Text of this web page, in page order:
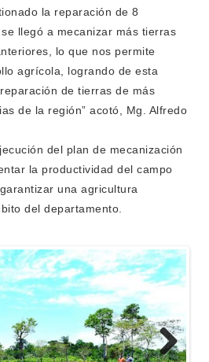
la reparación de 8
llegó a mecanizar más tierras
lo que nos permite
agrícola, logrando de esta
de tierras de más
de la región” acotó, Mg. Alfredo
del plan de mecanización
la productividad del campo
una agricultura
del departamento.